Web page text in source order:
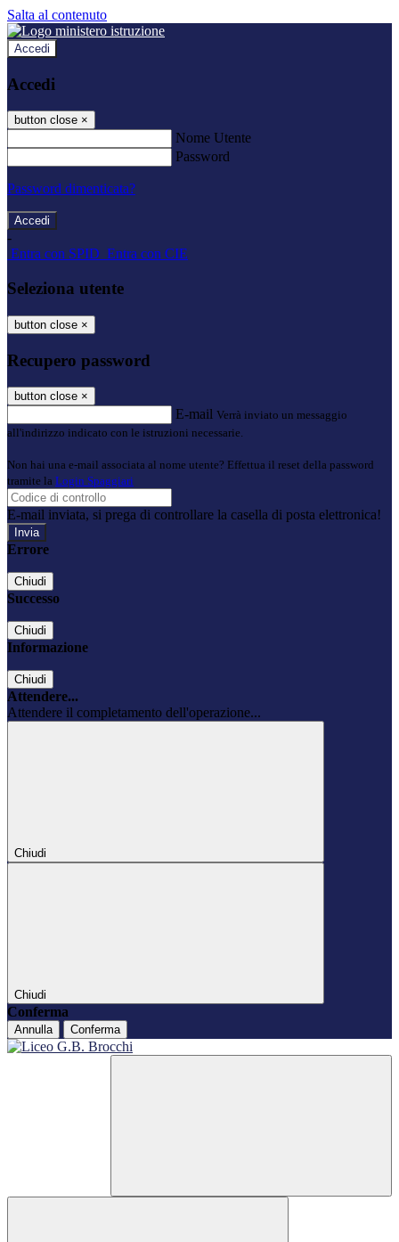
Salta al contenuto
Accedi
Accedi
button close ×
Nome Utente
Password
Password dimenticata?
-
Entra con SPID Entra con CIE
Seleziona utente
button close ×
Recupero password
button close ×
E-mail Verrà inviato un messaggio
all'indirizzo indicato con le istruzioni necessarie.
Non hai una e-mail associata al nome utente? Effettua il reset della password
tramite la Login Spaggiari
E-mail inviata, si prega di controllare la casella di posta elettronica!
Errore
Chiudi
Successo
Chiudi
Informazione
Chiudi
Attendere...
Attendere il completamento dell'operazione...
Chiudi
Chiudi
Conferma
Annulla Conferma